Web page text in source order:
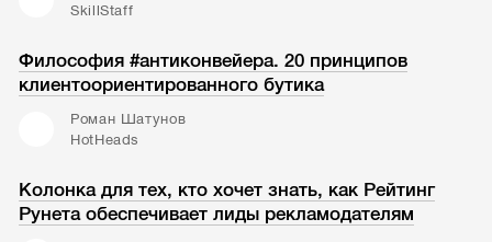
SkillStaff
Философия #антиконвейера. 20 принципов
клиентоориентированного бутика
Роман Шатунов
HotHeads
Колонка для тех, кто хочет знать, как Рейтинг
Рунета обеспечивает лиды рекламодателям